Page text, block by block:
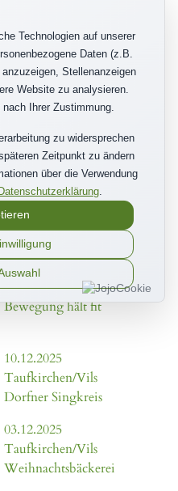
Donnerstag
03.02.2026
Taufkirchen/Vils
vom Mehrgenerationenhaus
06.01.2026
Taufkirchen/Vils
Besuch der Heiligen Drei
Könige
11.12.2025
Taufkirchen/Vils
Bewegung hält fit
10.12.2025
Taufkirchen/Vils
Dorfner Singkreis
03.12.2025
Taufkirchen/Vils
Weihnachtsbäckerei
Technologien auf unserer
Daten (z.B.
Stellenanzeigen
Website zu analysieren.
Ihrer Zustimmung.
zu widersprechen
Zeitpunkt zu ändern
über die Verwendung